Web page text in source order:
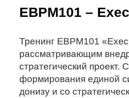
EBPM101 –
Тренинг EBPM101
рассматривающим
стратегический проект.
формирования единой
донизу и со